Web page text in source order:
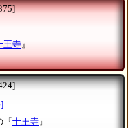
王寺』
『十王寺 』